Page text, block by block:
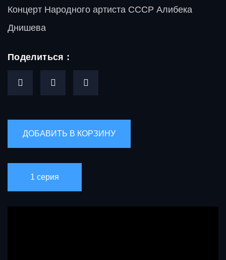
Концерт Народного артиста СССР Алибека
Днишева
Поделиться :
1 серия